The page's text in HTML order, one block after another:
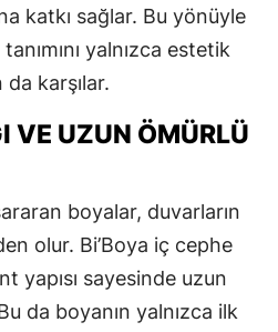
katkı sağlar. Bu yönüyle
yalnızca estetik
da karşılar.
VE UZUN ÖMÜRLÜ
boyalar, duvarların
olur. Bi’Boya iç cephe
yapısı sayesinde uzun
da boyanın yalnızca ilk